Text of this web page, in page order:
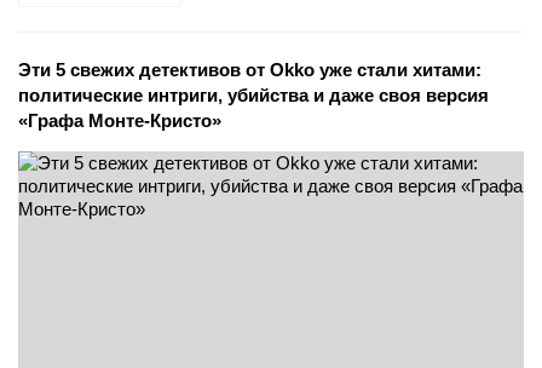
Эти 5 свежих детективов от Okko уже стали хитами:
политические интриги, убийства и даже своя версия
«Графа Монте-Кристо»